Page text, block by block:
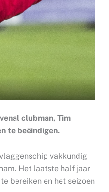
clubman, Tim
te beëindigen.
vakkundig
Het laatste half jaar
bereiken en het seizoen